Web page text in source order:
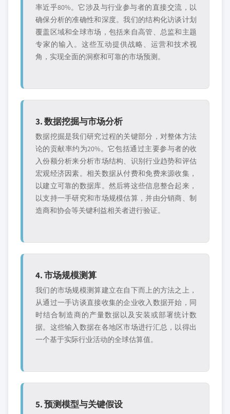
率近乎80%。它涉及与行业参与者的直接交流，以
确保分析的准确性和深度。我们的结构化访谈计划
覆盖区域和全球市场，包括来自高管、总监和主题
专家的输入。这些互动提供战略、运营和技术视
角，实现全面的洞察和可靠的市场预测。
3. 数据挖掘与市场分析
数据挖掘是我们研究过程的关键部分，对整体方法
论的贡献率约为20%。它包括通过主要参与者的收
入份额分析来分析市场结构、识别行业趋势和评估
宏观经济因素。相关数据从付费和免费来源收集，
以建立可靠的数据库。然后将这些信息整合起来，
以支持一手研究和市场规模估算，并由分销商、制
造商和协会等关键利益相关者进行验证。
4. 市场规模测算
我们的市场规模测算建立在自下而上的方法之上，
从通过一手访谈直接收集的企业收入数据开始，同
时结合制造商的产量数据以及安装或部署统计数
据。这些输入数据在各地区市场进行汇总，以得出
一个基于实际行业活动的全球估算值。
5. 预测模型与关键假设